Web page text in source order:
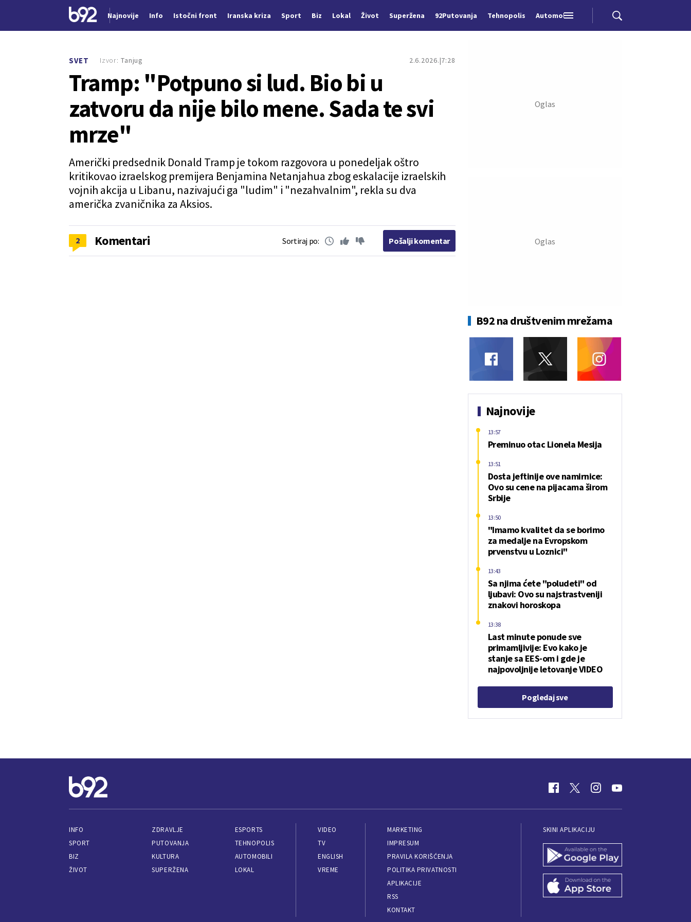
Najnovije Info Istočni front Iranska kriza Sport Biz Lokal Život Superžena 92Putovanja Tehnopolis Automobili
SVET 2.6.2026. 7:28
Tramp: "Potpuno si lud. Bio bi u
zatvoru da nije bilo mene. Sada te svi
mrze"
Američki predsednik Donald Tramp je tokom razgovora u ponedeljak oštro
kritikovao izraelskog premijera Benjamina Netanjahua zbog eskalacije izraelskih
vojnih akcija u Libanu, nazivajući ga "ludim" i "nezahvalnim", rekla su dva
američka zvaničnika za Aksios.
Izvor: Tanjug
2 Komentari Sortiraj po: Pošalji komentar
B92 na društvenim mrežama
Najnovije
Preminuo otac Lionela Mesija
13:57
Dosta jeftinije ove namirnice:
Ovo su cene na pijacama širom
Srbije
13:51
"Imamo kvalitet da se borimo
za medalje na Evropskom
prvenstvu u Loznici"
13:50
Sa njima ćete "poludeti" od
ljubavi: Ovo su najstrastveniji
znakovi horoskopa
13:43
Last minute ponude sve
primamljivije: Evo kako je
stanje sa EES-om i gde je
najpovoljnije letovanje VIDEO
13:38
Pogledaj sve
INFO
SPORT
BIZ
ŽIVOT
ZDRAVLJE
PUTOVANJA
KULTURA
SUPERŽENA
ESPORTS
TEHNOPOLIS
AUTOMOBILI
LOKAL
VIDEO
TV
ENGLISH
VREME
MARKETING
IMPRESUM
PRAVILA KORIŠĆENJA
POLITIKA PRIVATNOSTI
APLIKACIJE
RSS
KONTAKT
SKINI APLIKACIJU